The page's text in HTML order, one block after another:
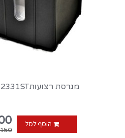
מגרסת רצועותOFITECH NU2331ST
הוסף לסל